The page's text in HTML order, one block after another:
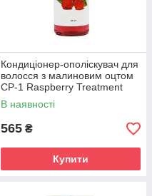
Кондиціонер-ополіскувач для
волосся з малиновим оцтом
CP-1 Raspberry Treatment
Vinegar, 500 мл
В наявності
565 ₴
Купити